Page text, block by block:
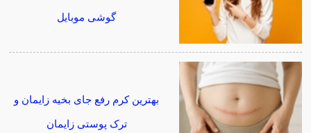
گوشی موبایل
بهترین کرم رفع جای بخیه زایمان و
ترک پوستی زایمان